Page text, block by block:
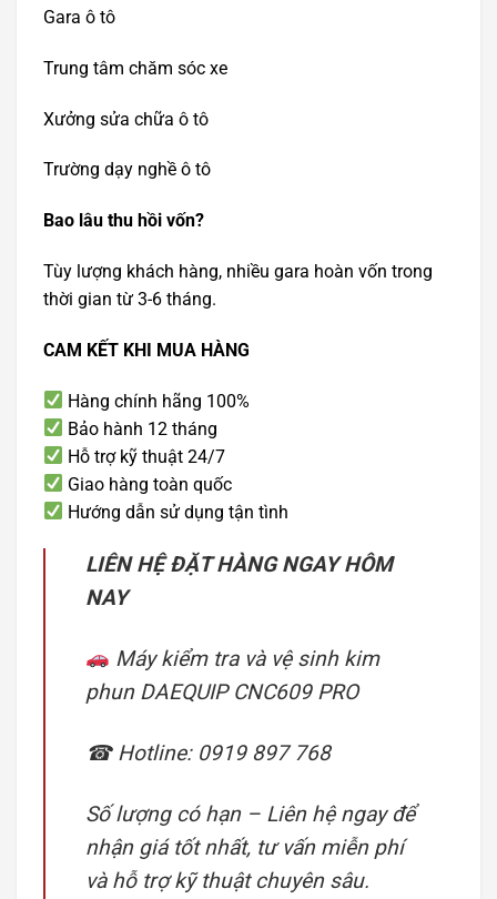
Gara ô tô
Trung tâm chăm sóc xe
Xưởng sửa chữa ô tô
Trường dạy nghề ô tô
Bao lâu thu hồi vốn?
Tùy lượng khách hàng, nhiều gara hoàn vốn trong
thời gian từ 3-6 tháng.
CAM KẾT KHI MUA HÀNG
Hàng chính hãng 100%
Bảo hành 12 tháng
Hỗ trợ kỹ thuật 24/7
Giao hàng toàn quốc
Hướng dẫn sử dụng tận tình
LIÊN HỆ ĐẶT HÀNG NGAY HÔM
NAY
Máy kiểm tra và vệ sinh kim
phun DAEQUIP CNC609 PRO
☎ Hotline: 0919 897 768
Số lượng có hạn – Liên hệ ngay để
nhận giá tốt nhất, tư vấn miễn phí
và hỗ trợ kỹ thuật chuyên sâu.